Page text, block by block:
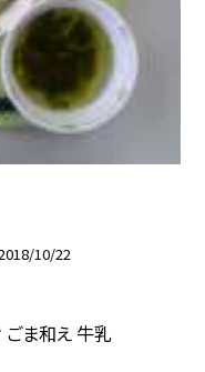
10/22
ま和え 牛乳